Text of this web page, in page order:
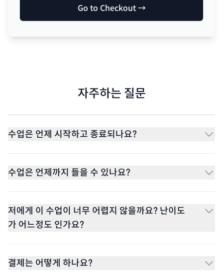
Go to Checkout →
자주하는 질문
수업은 언제 시작하고 종료되나요?
수업은 언제까지 들을 수 있나요?
저에게 이 수업이 너무 어렵지 않을까요? 난이도
가 어느정도 인가요?
결제는 어떻게 하나요?